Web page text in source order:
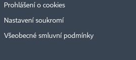
Prohlášení o cookies
Nastavení soukromí
Všeobecné smluvní podmínky